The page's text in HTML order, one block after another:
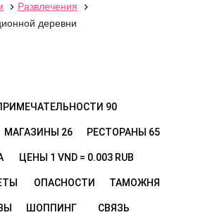
 Развлечения

деревни
90
МАГАЗИНЫ 26 РЕСТОРАНЫ 65
ЦЕНЫ 1 VND = 0.003 RUB
ОПАСНОСТИ ТАМОЖНЯ
ШОППИНГ СВЯЗЬ